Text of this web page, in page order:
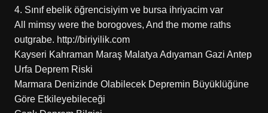
4. Sınıf ebelik öğrencisiyim ve bursa ihriyacim var
All mimsy were the borogoves, And the mome raths
outgrabe. http://biriyilik.com
Kayseri Kahraman Maraş Malatya Adıyaman Gazi Antep
Urfa Deprem Riski
Marmara Denizinde Olabilecek Depremin Büyüklüğüne
Göre Etkileyebileceği